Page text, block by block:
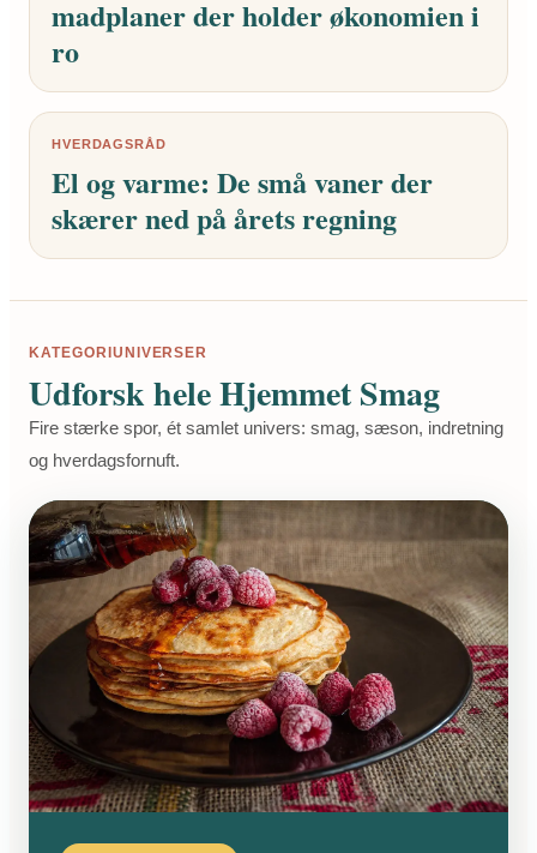
madplaner der holder økonomien i
ro
HVERDAGSRÅD
El og varme: De små vaner der
skærer ned på årets regning
KATEGORIUNIVERSER
Udforsk hele Hjemmet Smag
Fire stærke spor, ét samlet univers: smag, sæson, indretning
og hverdagsfornuft.